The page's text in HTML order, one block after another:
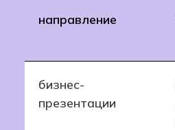
направление
бизнес-
презентации